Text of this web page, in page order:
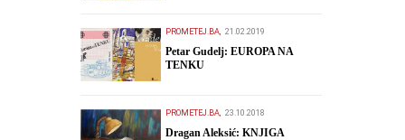
PROMETEJ.BA, 21.02.2019
Petar Gudelj: EUROPA NA
TENKU
PROMETEJ.BA, 23.10.2018
Dragan Aleksić: KNJIGA